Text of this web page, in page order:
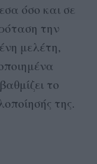
όσο και σε
την
μελέτη,
το
της.